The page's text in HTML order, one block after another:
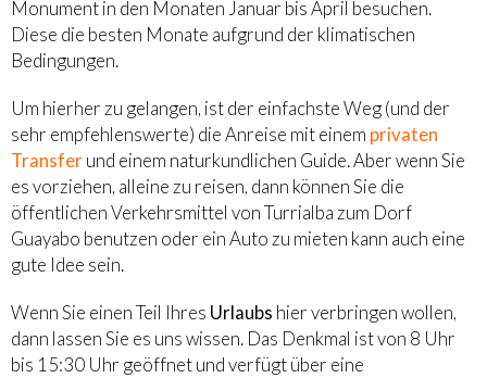
Monument in den Monaten Januar bis April besuchen.
Diese die besten Monate aufgrund der klimatischen
Bedingungen.
Um hierher zu gelangen, ist der einfachste Weg (und der
sehr empfehlenswerte) die Anreise mit einem privaten
Transferund einem naturkundlichen Guide. Aber wenn Sie
es vorziehen, alleine zu reisen, dann können Sie die
öffentlichen Verkehrsmittel von Turrialba zum Dorf
Guayabo benutzen oder ein Auto zu mieten kann auch eine
gute Idee sein.
Wenn Sie einen Teil Ihres Urlaubs hier verbringen wollen,
dann lassen Sie es uns wissen. Das Denkmal ist von 8 Uhr
bis 15:30 Uhr geöffnet und verfügt über eine